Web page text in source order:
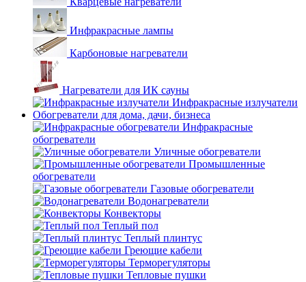
Инфракрасные лампы
Карбоновые нагреватели
Нагреватели для ИК сауны
Инфракрасные излучатели
Обогреватели для дома, дачи, бизнеса
Инфракрасные
обогреватели
Уличные обогреватели
Промышленные
обогреватели
Газовые обогреватели
Водонагреватели
Конвекторы
Теплый пол
Теплый плинтус
Греющие кабели
Терморегуляторы
Тепловые пушки